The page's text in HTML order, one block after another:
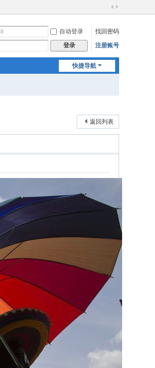
切
到
宽
自动登录
找回密码
登录 注册账号
快捷导航
返回列表